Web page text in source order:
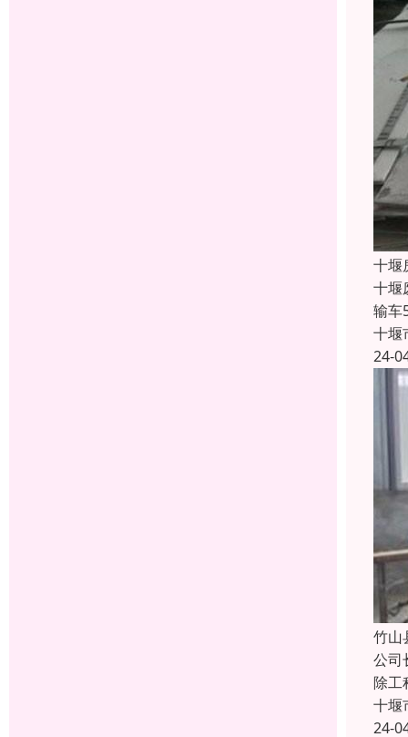
十堰
十堰
输车
十堰
24-
竹山
公司
除工
十堰
24-